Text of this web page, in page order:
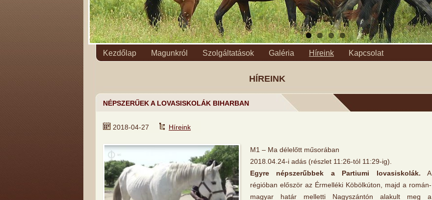
Kezdőlap Magunkról Szolgáltatások Galéria Híreink Kapcsolat
HÍREINK
NÉPSZERŰEK A LOVASISKOLÁK BIHARBAN
2018-04-27 Híreink
M1 – Ma délelőtt műsorában
2018.04.24-i adás (részlet 11:26-tól 11:29-ig).
Egyre népszerűbbek a Partiumi lovasiskolák. A
régióban először az Érmelléki Köbölkúton, majd a román-
magyar határ melletti Nagyszántón alakult meg a